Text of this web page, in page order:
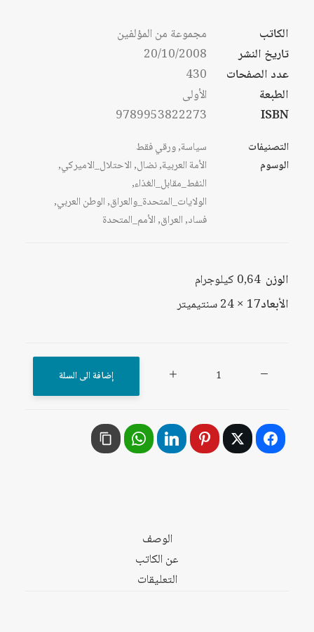
الكاتب
مجموعة من المؤلفين
تاريخ النشر
20/10/2008
عدد الصفحات
430
الطبعة
الأولى
ISBN
9789953822273
التصنيفات سياسة,ورقي فقط
الوسوم
الأمة العربية,نضال,الاحتلال_الاميركي,
النفط_مقابل_الغذاء,
الولايات_المتحدة_والعراق,الوطن العربي,
فساد,العراق,الأمم_المتحدة
الوزن 0,64 كيلوجرام
الأبعاد17 × 24 سنتيميتر
الاحتلال:
تدمير
إضافة الى السلة
الوصف
عن الكاتب
التعليقات